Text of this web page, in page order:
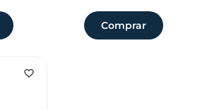
Comprar